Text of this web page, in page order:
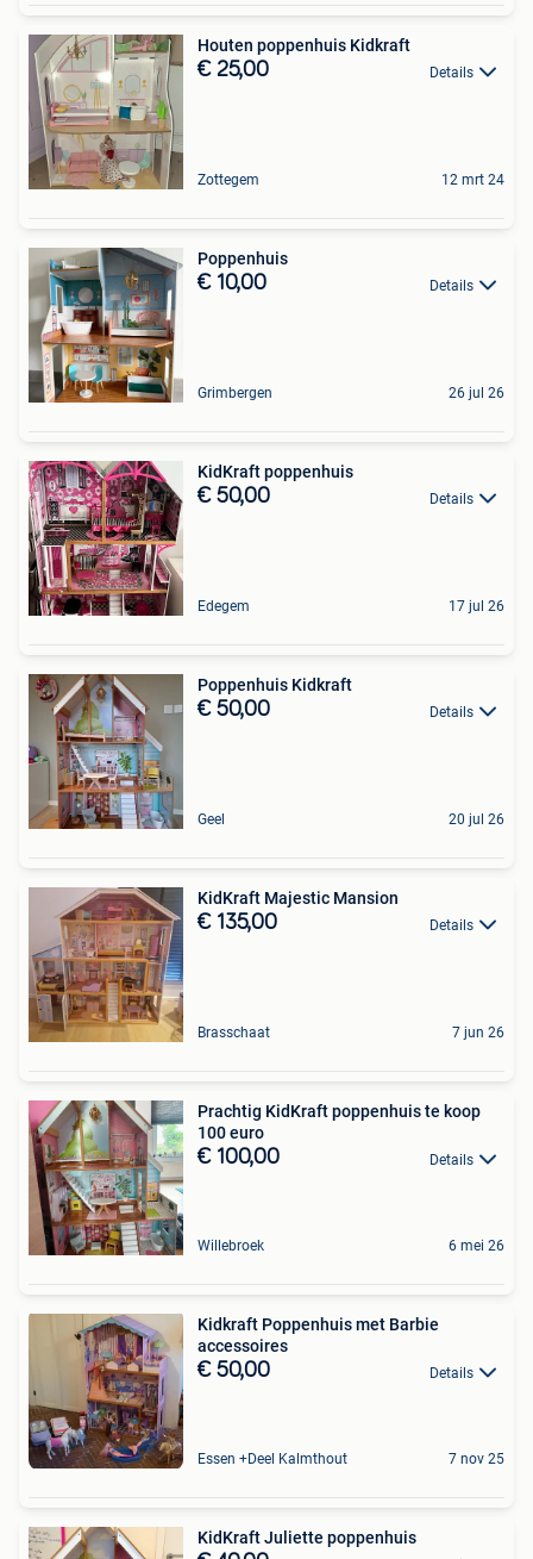
Houten poppenhuis Kidkraft
€ 25,00 Details
Zottegem 12 mrt 24
Poppenhuis
€ 10,00 Details
Grimbergen 26 jul 26
KidKraft poppenhuis
€ 50,00 Details
Edegem 17 jul 26
Poppenhuis Kidkraft
€ 50,00 Details
Geel 20 jul 26
KidKraft Majestic Mansion
€ 135,00 Details
Brasschaat 7 jun 26
Prachtig KidKraft poppenhuis te koop
100 euro
€ 100,00 Details
Willebroek 6 mei 26
Kidkraft Poppenhuis met Barbie
accessoires
€ 50,00 Details
Essen +Deel Kalmthout 7 nov 25
KidKraft Juliette poppenhuis